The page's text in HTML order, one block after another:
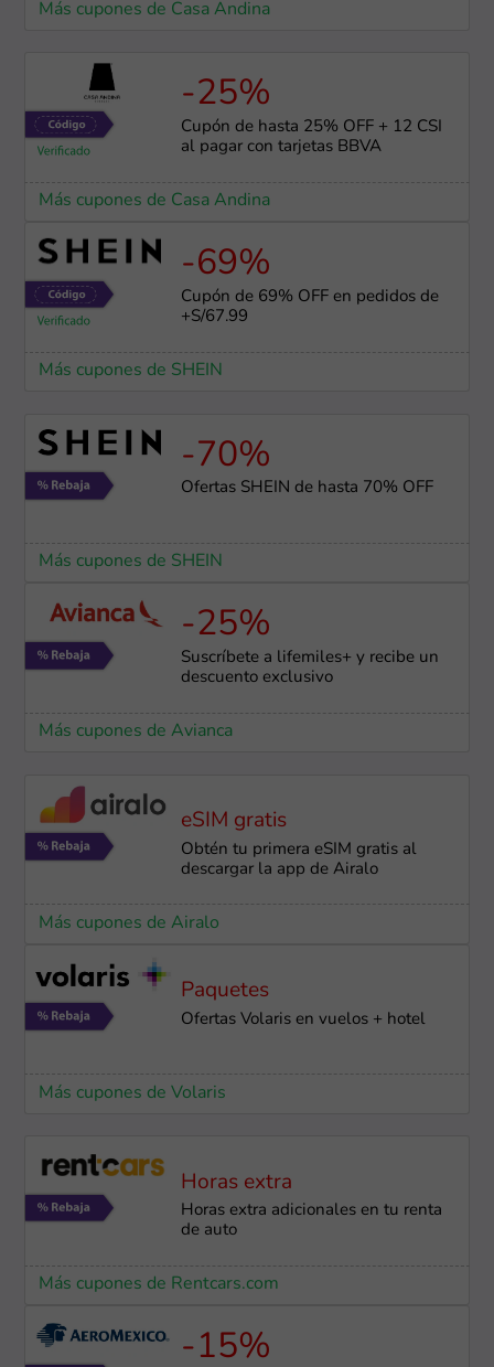
Más cupones de Casa Andina
-25%
Cupón de hasta 25% OFF + 12 CSI
al pagar con tarjetas BBVA
Más cupones de Casa Andina
-69%
Cupón de 69% OFF en pedidos de
+S/67.99
Más cupones de SHEIN
-70%
Ofertas SHEIN de hasta 70% OFF
Más cupones de SHEIN
-25%
Suscríbete a lifemiles+ y recibe un
descuento exclusivo
Más cupones de Avianca
eSIM gratis
Obtén tu primera eSIM gratis al
descargar la app de Airalo
Más cupones de Airalo
Paquetes
Ofertas Volaris en vuelos + hotel
Más cupones de Volaris
Horas extra
Horas extra adicionales en tu renta
de auto
Más cupones de Rentcars.com
-15%